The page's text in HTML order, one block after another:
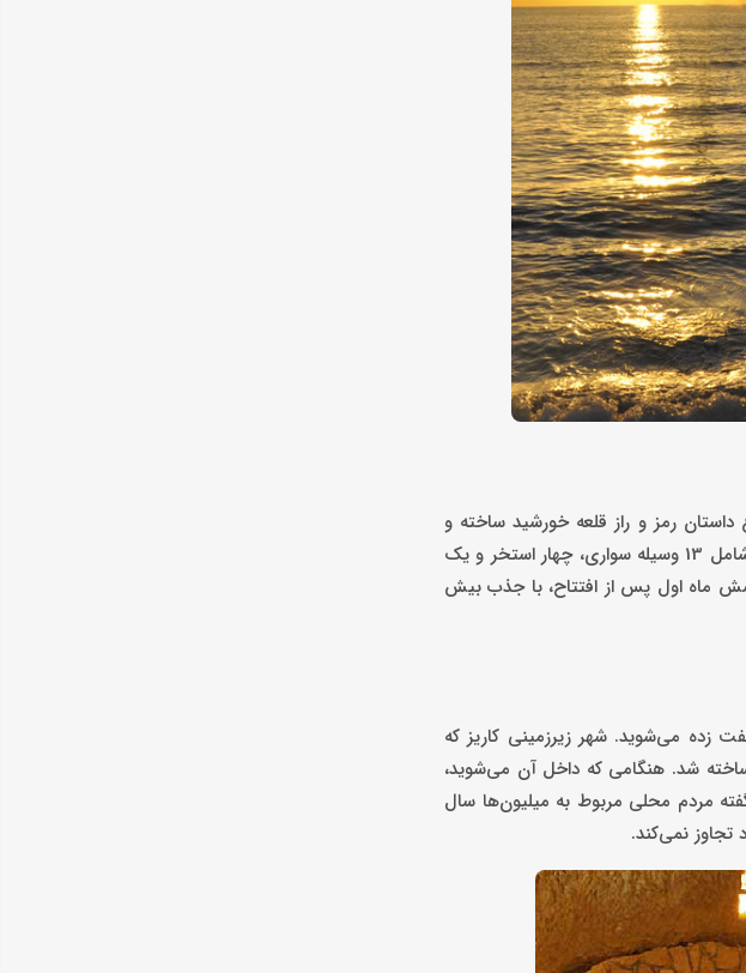
افتتاح شد. این پارک روباز با موضوع داستان رمز و راز قلعه خورشید ساخته و
توسط اسطوره دیزنی و معمار کهنه کار، احمد جعفری اجرا شده است. این پارک موضوعی بیش از 400 کارمند دارد و شامل 13 وسیله سواری، چهار استخر و یک
ماه اول پس از افتتاح، با جذب بیش
زده می‌شوید. شهر زیرزمینی کاریز که
شد. هنگامی که داخل آن می‌شوید،
مردم محلی مربوط به میلیون‌ها سال